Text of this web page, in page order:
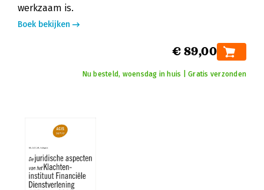
werkzaam is.
Boek bekijken
€ 89,00
Nu besteld, woensdag in huis | Gratis verzonden